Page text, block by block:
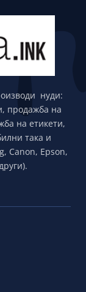
нуди:
продажба на
на етикети,
така и
Canon, Epson,